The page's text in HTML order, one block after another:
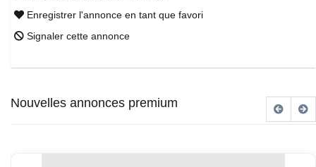
Enregistrer l'annonce en tant que favori
Signaler cette annonce
Nouvelles annonces premium